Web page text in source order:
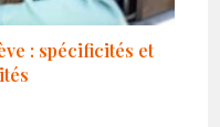
: spécificités et